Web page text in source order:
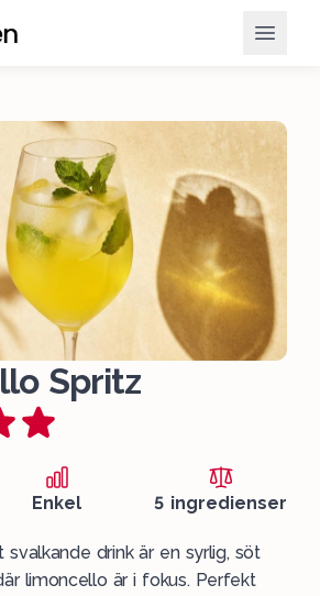
Spritz
Enkel 5 ingredienser
svalkande drink är en syrlig, söt
limoncello är i fokus. Perfekt